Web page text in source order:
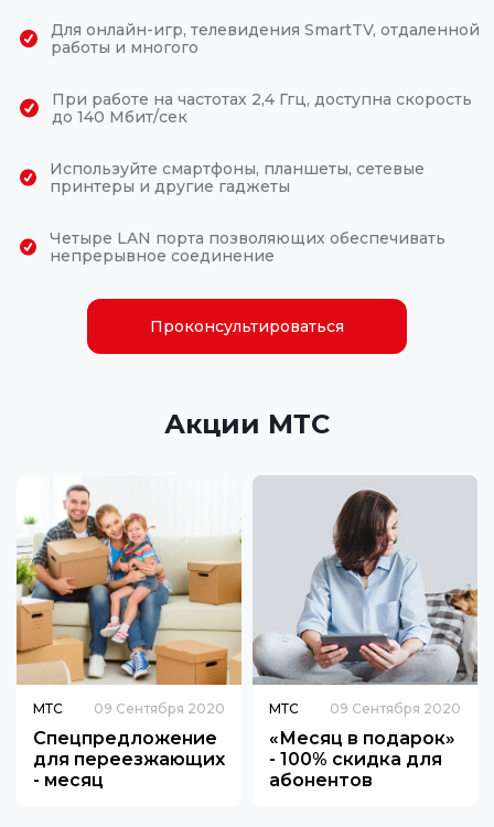
Для онлайн-игр, телевидения SmartTV, отдаленной
работы и многого
При работе на частотах 2,4 Ггц, доступна скорость
до 140 Мбит/сек
Используйте смартфоны, планшеты, сетевые
принтеры и другие гаджеты
Четыре LAN порта позволяющих обеспечивать
непрерывное соединение
Проконсультироваться
Акции МТС
МТС 09 Сентября 2020
Спецпредложение
для переезжающих
- месяц
МТС 09 Сентября 2020
«Месяц в подарок»
- 100% скидка для
абонентов